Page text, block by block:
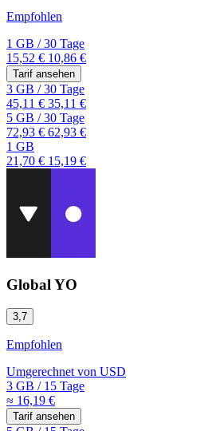
Empfohlen
1 GB /30 Tage
15,52 € 10,86 €
Tarif ansehen
3 GB /30 Tage
45,11 € 35,11 €
5 GB /30 Tage
72,93 € 62,93 €
1 GB
21,70 € 15,19 €
Global YO
3,7
Empfohlen
Umgerechnet von USD
3 GB /15 Tage
≈ 16,19 €
Tarif ansehen